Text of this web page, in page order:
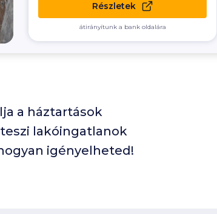
Részletek
átirányítunk a bank oldalára
a háztartások
lakóingatlanok
igényelheted!